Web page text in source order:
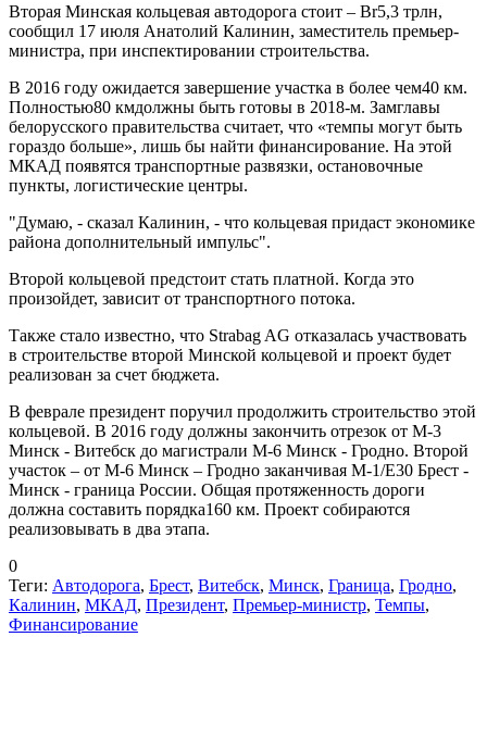
Вторая Минская кольцевая автодорога стоит – Br5,3 трлн,
сообщил 17 июля Анатолий Калинин, заместитель премьер-
министра, при инспектировании строительства.
В 2016 году ожидается завершение участка в более чем40 км.
Полностью80 кмдолжны быть готовы в 2018-м. Замглавы
белорусского правительства считает, что «темпы могут быть
гораздо больше», лишь бы найти финансирование. На этой
МКАД появятся транспортные развязки, остановочные
пункты, логистические центры.
"Думаю, - сказал Калинин, - что кольцевая придаст экономике
района дополнительный импульс".
Второй кольцевой предстоит стать платной. Когда это
произойдет, зависит от транспортного потока.
Также стало известно, что Strabag AG отказалась участвовать
в строительстве второй Минской кольцевой и проект будет
реализован за счет бюджета.
В феврале президент поручил продолжить строительство этой
кольцевой. В 2016 году должны закончить отрезок от М-3
Минск - Витебск до магистрали М-6 Минск - Гродно. Второй
участок – от М-6 Минск – Гродно заканчивая М-1/Е30 Брест -
Минск - граница России. Общая протяженность дороги
должна составить порядка160 км. Проект собираются
реализовывать в два этапа.
0
Теги: Автодорога, Брест, Витебск, Минск, Граница, Гродно,
Калинин, МКАД, Президент, Премьер-министр, Темпы,
Финансирование